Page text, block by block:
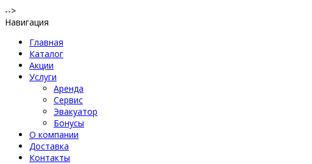
-->
Навигация
Главная
Каталог
Акции
Услуги
Аренда
Сервис
Эвакуатор
Бонусы
О компании
Доставка
Контакты